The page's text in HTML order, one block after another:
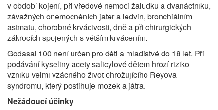
v období kojení, při vředové nemoci žaludku a dvanáctníku,
závažných onemocněních jater a ledvin, bronchiálním
astmatu, chorobné krvácivosti, dně a při chirurgických
zákrocích spojených s větším krvácením.
Godasal 100 není určen pro děti a mladistvé do 18 let. Při
podávání kyseliny acetylsalicylové dětem hrozí riziko
vzniku velmi vzácného život ohrožujícího Reyova
syndromu, který postihuje mozek a játra.
Nežádoucí účinky